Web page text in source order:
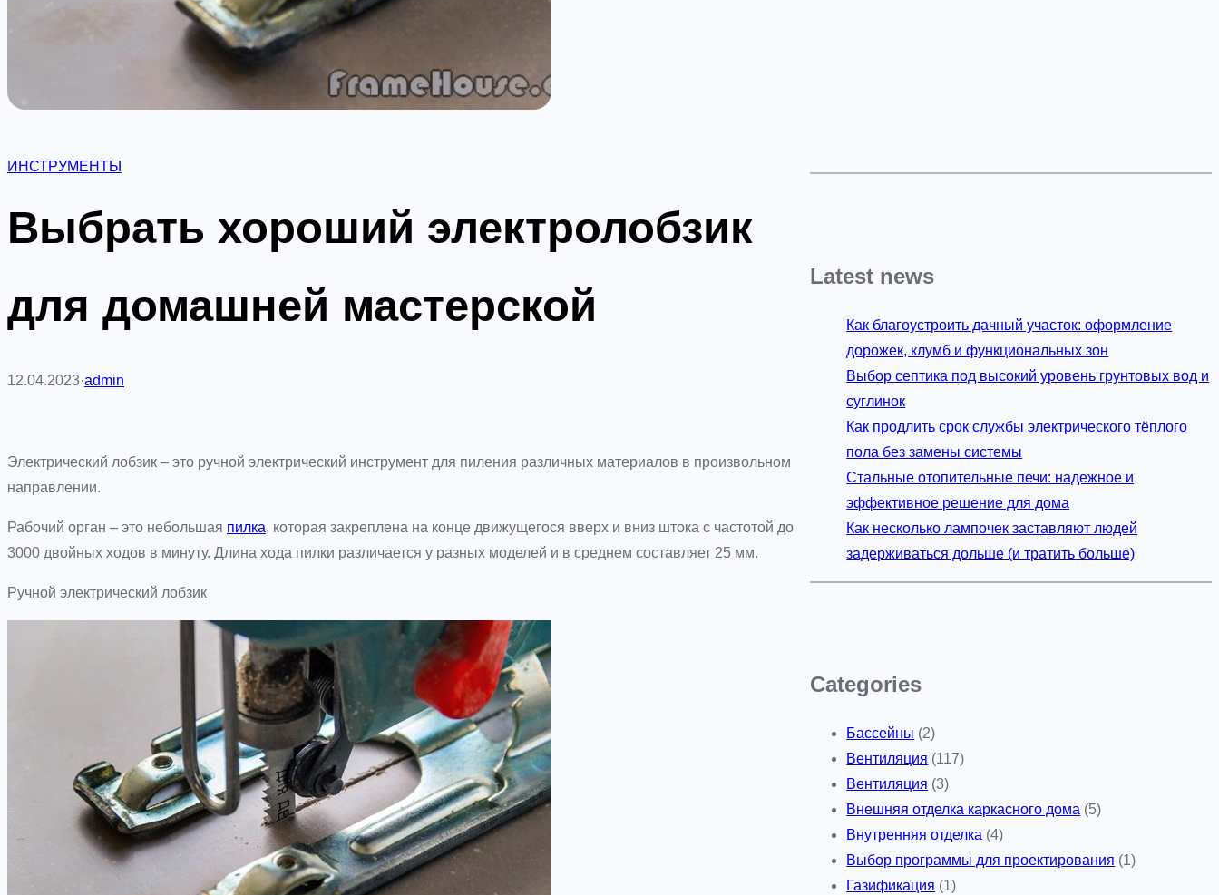
ИНСТРУМЕНТЫ
Выбрать хороший электролобзик
для домашней мастерской
12.04.2023·admin
Электрический лобзик – это ручной электрический инструмент для пиления различных материалов в произвольном
направлении.
Рабочий орган – это небольшая пилка, которая закреплена на конце движущегося вверх и вниз штока с частотой до
3000 двойных ходов в минуту. Длина хода пилки различается у разных моделей и в среднем составляет 25 мм.
Ручной электрический лобзик
Latest news
Как благоустроить дачный участок: оформление
дорожек, клумб и функциональных зон
Выбор септика под высокий уровень грунтовых вод и
суглинок
Как продлить срок службы электрического тёплого
пола без замены системы
Стальные отопительные печи: надежное и
эффективное решение для дома
Как несколько лампочек заставляют людей
задерживаться дольше (и тратить больше)
Categories
Бассейны (2)
Вентиляция (117)
Вентиляция (3)
Внешняя отделка каркасного дома (5)
Внутренняя отделка (4)
Выбор программы для проектирования (1)
Газификация (1)